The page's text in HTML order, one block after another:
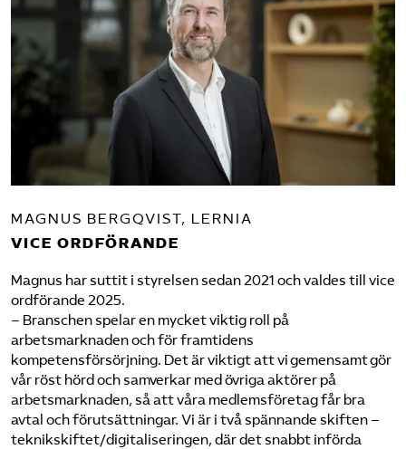
MAGNUS BERGQVIST, LERNIA
VICE ORDFÖRANDE
Magnus har suttit i styrelsen sedan 2021 och valdes till vice
ordförande 2025.
– Branschen spelar en mycket viktig roll på
arbetsmarknaden och för framtidens
kompetensförsörjning. Det är viktigt att vi gemensamt gör
vår röst hörd och samverkar med övriga aktörer på
arbetsmarknaden, så att våra medlems­företag får bra
avtal och förutsättningar. Vi är i två spännande skiften –
teknikskiftet/digitaliseringen, där det snabbt införda